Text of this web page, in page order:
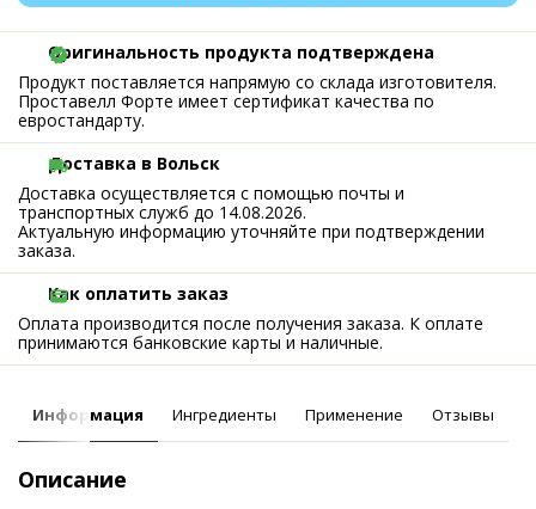
Оригинальность продукта подтверждена
Продукт поставляется напрямую со склада изготовителя.
Проставелл Форте имеет сертификат качества по
евростандарту.
Доставка в Вольск
Доставка осуществляется с помощью почты и
транспортных служб до 14.08.2026.
Актуальную информацию уточняйте при подтверждении
заказа.
Как оплатить заказ
Оплата производится после получения заказа. К оплате
принимаются банковские карты и наличные.
Информация Ингредиенты Применение Отзывы
Описание